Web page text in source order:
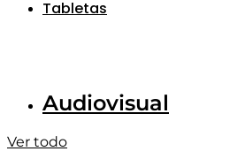
Tabletas
Audiovisual
Ver todo